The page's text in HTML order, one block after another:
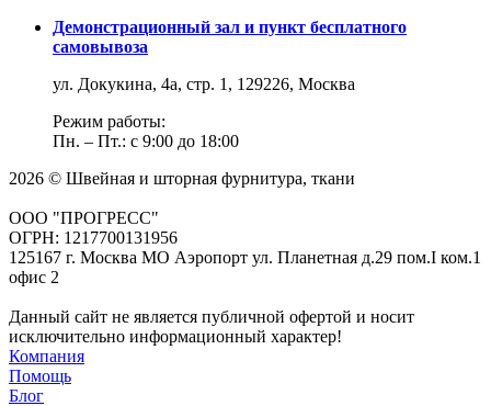
Демонстрационный зал и пункт бесплатного
самовывоза
ул. Докукина, 4а, стр. 1, 129226, Москва
Режим работы:
Пн. – Пт.: с 9:00 до 18:00
2026 © Швейная и шторная фурнитура, ткани
ООО "ПРОГРЕСС"
ОГРН: 1217700131956
125167 г. Москва МО Аэропорт ул. Планетная д.29 пом.I ком.1
офис 2
Данный сайт не является публичной офертой и носит
исключительно информационный характер!
Компания
Помощь
Блог